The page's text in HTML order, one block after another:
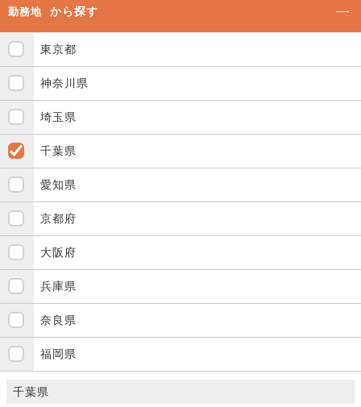
勤務地 から探す
東京都
神奈川県
埼玉県
千葉県
愛知県
京都府
大阪府
兵庫県
奈良県
福岡県
千葉県